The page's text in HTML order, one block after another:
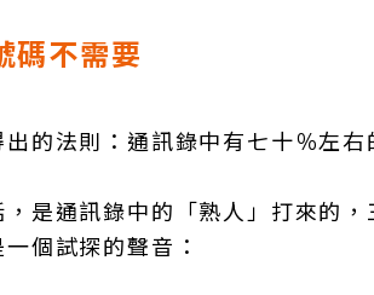
碼不需要
的法則：通訊錄中有七十％左
是通訊錄中的「熟人」打來的
個試探的聲音：